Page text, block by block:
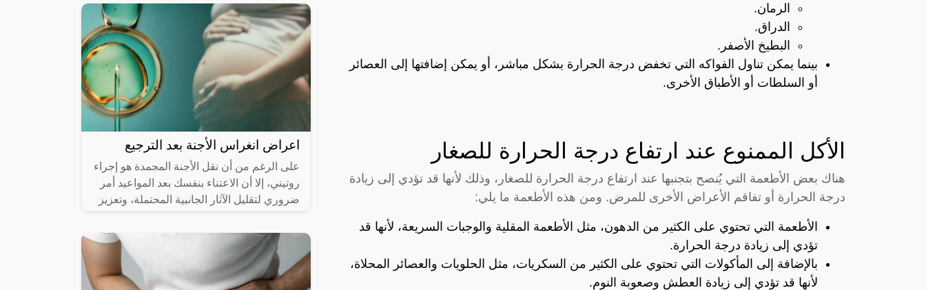
الرمان.
الدراق.
البطيخ الأصفر.
بينما يمكن تناول الفواكه التي تخفض درجة الحرارة بشكل مباشر، أو يمكن إضافتها إلى العصائر
أو السلطات أو الأطباق الأخرى.
الأكل الممنوع عند ارتفاع درجة الحرارة للصغار
هناك بعض الأطعمة التي يُنصح بتجنبها عند ارتفاع درجة الحرارة للصغار، وذلك لأنها قد تؤدي إلى زيادة
درجة الحرارة أو تفاقم الأعراض الأخرى للمرض. ومن هذه الأطعمة ما يلي:
الأطعمة التي تحتوي على الكثير من الدهون، مثل الأطعمة المقلية والوجبات السريعة، لأنها قد
تؤدي إلى زيادة درجة الحرارة.
بالإضافة إلى المأكولات التي تحتوي على الكثير من السكريات، مثل الحلويات والعصائر المحلاة،
لأنها قد تؤدي إلى زيادة العطش وصعوبة النوم.
اعراض انغراس الأجنة بعد الترجيع
على الرغم من أن نقل الأجنة المجمدة هو إجراء
روتيني، إلا أن الاعتناء بنفسك بعد المواعيد أمر
ضروري لتقليل الآثار الجانبية المحتملة، وتعزيز